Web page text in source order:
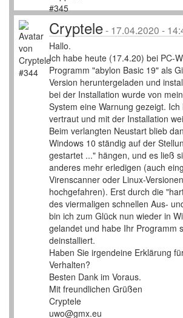
Cryptele- 17.04.2020 -
Hallo.
Ich habe heute (17.4.20) bei PC-
Programm "abylon Basic 19" als
Version heruntergeladen und
bei der Installation wurde von
System eine Warnung gezeigt.
vertraut und mit der Installation
Beim verlangten Neustart blieb
Windows 10 ständig auf der
gestartet ..." hängen, und es ließ
anderes mehr erledigen (auch
Virenscanner oder Linux-
hochgefahren). Erst durch die
des viermaligen schnellen Aus-
bin ich zum Glück nun wieder in
gelandet und habe Ihr Programm
deinstalliert.
Haben Sie irgendeine Erklärung
Verhalten?
Besten Dank im Voraus.
Mit freundlichen Grüßen
Cryptele
uwo@gmx.eu